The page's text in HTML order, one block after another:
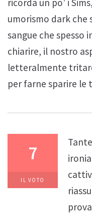
ricorda un po’ i
umorismo dark
sangue che spesso
chiarire, il nostro
letteralmente
per farne sparire le
7
IL VOTO